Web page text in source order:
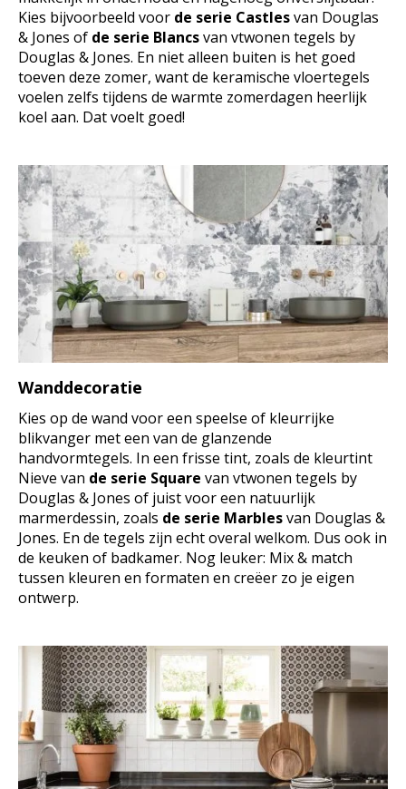
Kies bijvoorbeeld voor de serie Castlesvan Douglas
& Jones of de serie Blancsvan vtwonen tegels by
Douglas & Jones. En niet alleen buiten is het goed
toeven deze zomer, want de keramische vloertegels
voelen zelfs tijdens de warmte zomerdagen heerlijk
koel aan. Dat voelt goed!
Wanddecoratie
Kies op de wand voor een speelse of kleurrijke
blikvanger met een van de glanzende
handvormtegels. In een frisse tint, zoals de kleurtint
Nieve van de serie Square van vtwonen tegels by
Douglas & Jones of juist voor een natuurlijk
marmerdessin, zoals de serie Marblesvan Douglas &
Jones. En de tegels zijn echt overal welkom. Dus ook in
de keuken of badkamer. Nog leuker: Mix & match
tussen kleuren en formaten en creëer zo je eigen
ontwerp.